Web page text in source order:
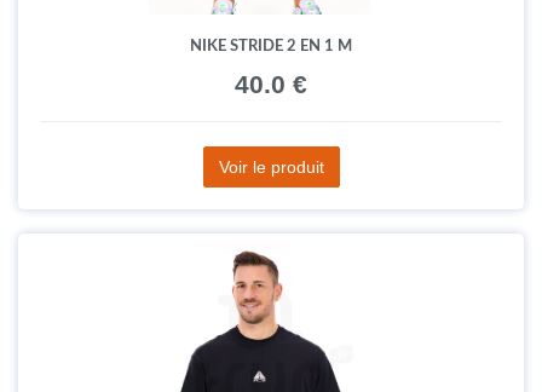
NIKE STRIDE 2 EN 1 M
40.0 €
Voir le produit